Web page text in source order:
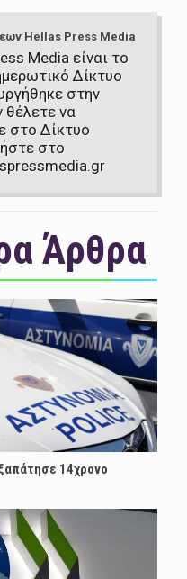
Hellas Press Media
Media είναι το
Δίκτυο
στην
θέλετε να
στο Δίκτυο
στο
Άρθρα
14χρονο